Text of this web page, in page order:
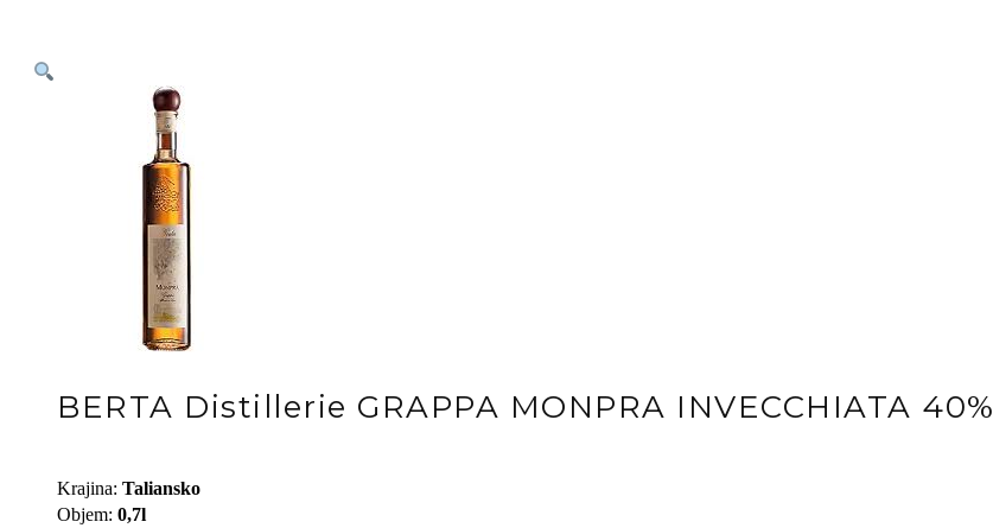
BERTA Distillerie GRAPPA MONPRA INVECCHIATA 40%
Krajina: Taliansko
Objem: 0,7l